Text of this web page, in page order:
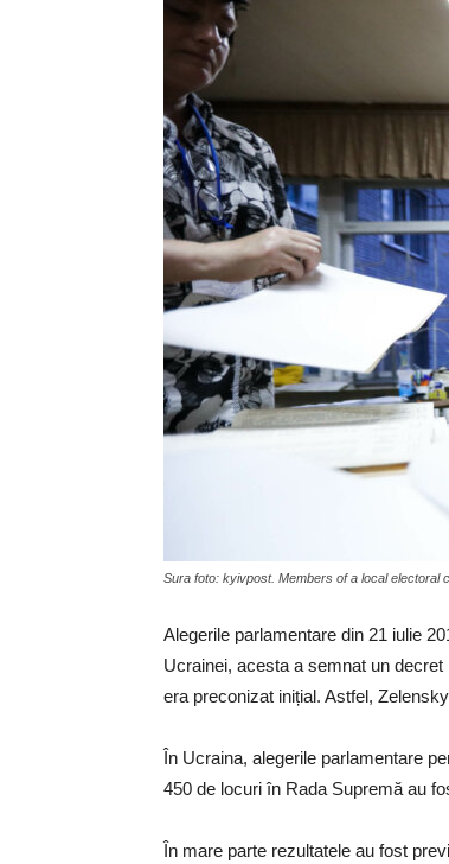
Sura foto: kyivpost. Members of a local electoral
Alegerile parlamentare din 21 iulie
Ucrainei, acesta a semnat un
era preconizat inițial. Astfel,
În Ucraina, alegerile parlamentare
450 de locuri în Rada Supremă au
În mare parte rezultatele au fost